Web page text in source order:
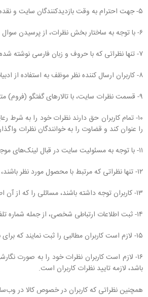
۵- جهت احترام به وقت بازدیدکنندگان سایت و نقدها، لازم است نویسندگان نقد مطالب غیر ضروری را در نقدشان حذف کرده و تا حد ممکن تنها مطالب ضروری و مفید را در نقدشان لحاظ کنند.
۶- با توجه به ساختار بخش نظرات، از پرسیدن سوال یا درخواست راهنمایی در این بخش جدا خودداری نمایید.
۷- تنها نظراتی که با حروف و زبان فارسی نوشته شده باشند، امکان نمایش در سایت را دارند، لذا از نوشتن با حروف انگلیسی یا به زبان انگلیسی خودداری نمایید.
۸- کاربران ارسال کننده نظر موظف به استفاده از ادبیات محترمانه و عدم توهین به دیگر کاربران هستند، بدیهی است هرگونه توهین به فرد یا افرادی، باعث عدم تایید نظر کاربر می‌شود.
۹- قسمت نظرات سایت، با تالارهای گفتگو (فروم) متفاوت است، لذا برای حفظ ساختار، مباحثی که خارج از چهارچوب این قسمت است و حالت بحث و گفتگو دارند، تایید نخواهند شد.
۱۰- تمام کاربران حق دارند نظرات خود را به شرط
را عنوان کند و قضاوت را به خوانندگان نظرات
۱۱- با توجه به مسئولیت سایت در قبال لینک‌های موجود در آن؛ کاربران نباید لینک سایت‌های دیگر را در نظرات خود ثبت نمایند. کاربران دقت داشته باشند تا جای ممکن از هرگونه لینک دادن (فرستادن) کاربران به سایت‌های دیگر خودداری نمایند.
۱۲- تنها نظراتی که مرتبط با محصول مورد نظر باشند، تایید خواهند شد، لذا از مطرح کردن بحث‌های متفرقه و غیر مرتبط با محصول خودداری نمایید.
۱۳- کاربران توجه داشته باشند، مسائلی را که از آن اطمینان ندارند یا نسبت به آن شک دارند، به هیچ وجه در نظرات ثبت ننمایند. و همچنین از بازنشر شایعات یا اطلاعات غیر مطمئن درباره محصولات جدا خودداری نمایند.
۱۴- ثبت اطلاعات ارتباطی شخصی، از جمله شماره تلفن یا آدرس ایمیل در قسمت نظرات ممنوع است، لذا از ثبت اینگونه اطلاعات ارتباطی در نظرات خود خودداری نمایید.
۱۵- لازم است کاربران مطالبی را ثبت نمایند که برای بازدیدکنندگان سایت مفید واقع شود و از بیان هرگونه مطالب شخصی، غیر مرتبط یا غیر ضروری در این بخش خودداری نمایند.
۱۶- لازم است کاربران نظرات خود را به صورت
باشد، لازمه تایید نظرات کاربران است.
همچنین نظراتی که کاربران در خصوص کالا در